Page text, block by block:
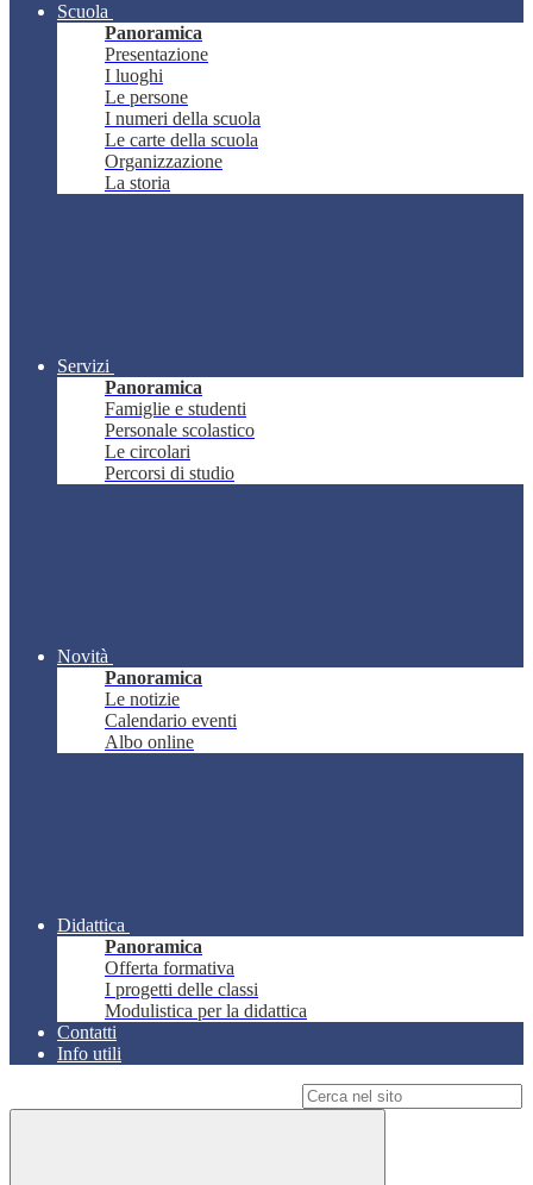
Scuola
Panoramica
Presentazione
I luoghi
Le persone
I numeri della scuola
Le carte della scuola
Organizzazione
La storia
Servizi
Panoramica
Famiglie e studenti
Personale scolastico
Le circolari
Percorsi di studio
Novità
Panoramica
Le notizie
Calendario eventi
Albo online
Didattica
Panoramica
Offerta formativa
I progetti delle classi
Modulistica per la didattica
Contatti
Info utili